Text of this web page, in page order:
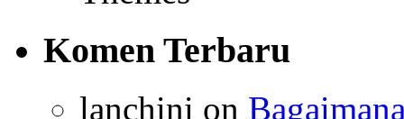
Komen Terbaru
lanchini on